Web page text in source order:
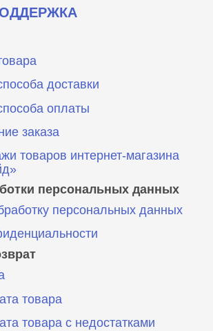
доставки
оплаты
заказа
товаров интернет-магазина
персональных данных
персональных данных
товара
товара с недостатками